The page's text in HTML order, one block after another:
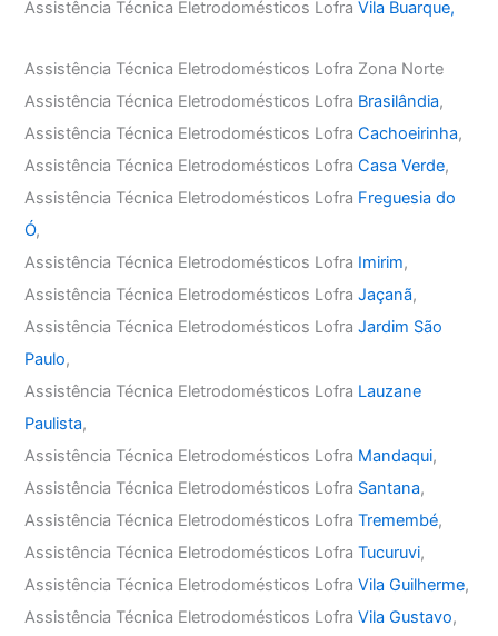
Assistência Técnica Eletrodomésticos LofraVila Buarque,
Assistência Técnica Eletrodomésticos Lofra Zona Norte
Assistência Técnica Eletrodomésticos Lofra Brasilândia,
Assistência Técnica Eletrodomésticos LofraCachoeirinha,
Assistência Técnica Eletrodomésticos LofraCasa Verde,
Assistência Técnica Eletrodomésticos Lofra Freguesia do
Ó,
Assistência Técnica Eletrodomésticos Lofra Imirim,
Assistência Técnica Eletrodomésticos LofraJaçanã,
Assistência Técnica Eletrodomésticos LofraJardim São
Paulo,
Assistência Técnica Eletrodomésticos Lofra Lauzane
Paulista,
Assistência Técnica Eletrodomésticos Lofra Mandaqui,
Assistência Técnica Eletrodomésticos Lofra Santana,
Assistência Técnica Eletrodomésticos LofraTremembé,
Assistência Técnica Eletrodomésticos LofraTucuruvi,
Assistência Técnica Eletrodomésticos LofraVila Guilherme,
Assistência Técnica Eletrodomésticos LofraVila Gustavo,